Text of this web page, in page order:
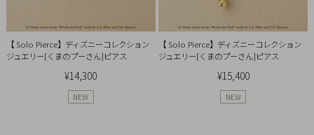
【 Solo Pierce】ディズニーコレクション
ジュエリー[くまのプーさん]ピアス
¥14,300
NEW
【 Solo Pierce】ディズニーコレクション
ジュエリー[くまのプーさん]ピアス
¥15,400
NEW
社
概